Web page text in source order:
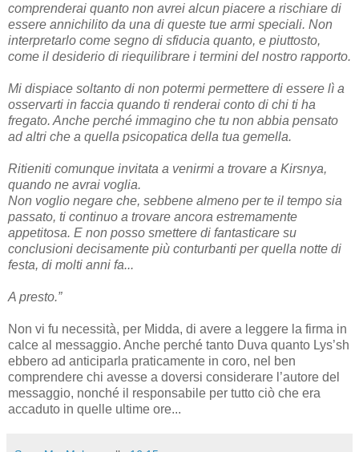
comprenderai quanto non avrei alcun piacere a rischiare di
essere annichilito da una di queste tue armi speciali. Non
interpretarlo come segno di sfiducia quanto, e piuttosto,
come il desiderio di riequilibrare i termini del nostro rapporto.
Mi dispiace soltanto di non potermi permettere di essere lì a
osservarti in faccia quando ti renderai conto di chi ti ha
fregato. Anche perché immagino che tu non abbia pensato
ad altri che a quella psicopatica della tua gemella.
Ritieniti comunque invitata a venirmi a trovare a Kirsnya,
quando ne avrai voglia.
Non voglio negare che, sebbene almeno per te il tempo sia
passato, ti continuo a trovare ancora estremamente
appetitosa. E non posso smettere di fantasticare su
conclusioni decisamente più conturbanti per quella notte di
festa, di molti anni fa...
A presto.”
Non vi fu necessità, per Midda, di avere a leggere la firma in
calce al messaggio. Anche perché tanto Duva quanto Lys’sh
ebbero ad anticiparla praticamente in coro, nel ben
comprendere chi avesse a doversi considerare l’autore del
messaggio, nonché il responsabile per tutto ciò che era
accaduto in quelle ultime ore...